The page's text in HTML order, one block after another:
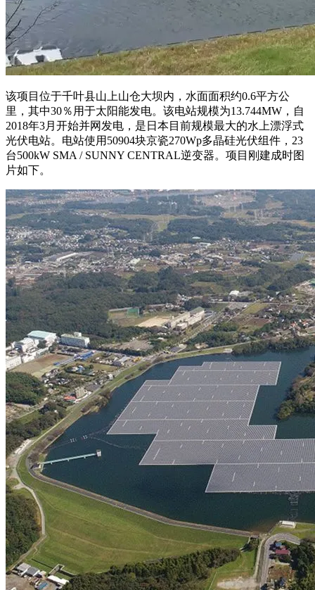
该项目位于千叶县山上山仓大坝内，水面面积约0.6平方公
里，其中30％用于太阳能发电。该电站规模为13.744MW，自
2018年3月开始并网发电，是日本目前规模最大的水上漂浮式
光伏电站。电站使用50904块京瓷270Wp多晶硅光伏组件，23
台500kW SMA / SUNNY CENTRAL逆变器。项目刚建成时图
片如下。